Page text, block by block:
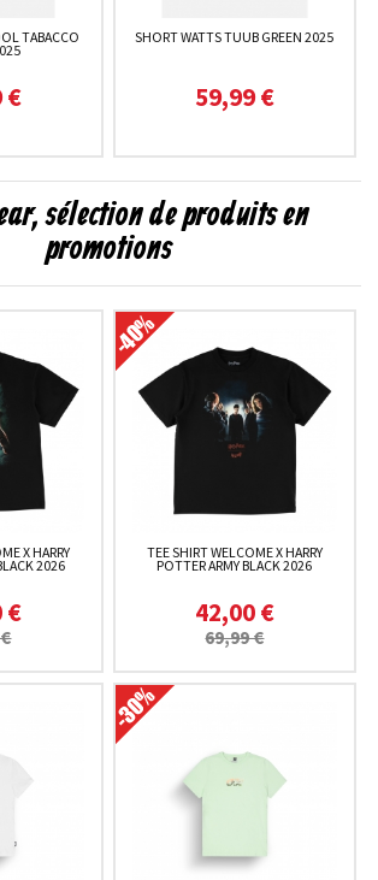
TABACCO
€
SHORT WATTS TUUB GREEN 2025
59,99 €
sélection de produits en
promotions
X HARRY
2026
€
TEE SHIRT WELCOME X HARRY
POTTER ARMY BLACK 2026
42,00 €
69,99 €